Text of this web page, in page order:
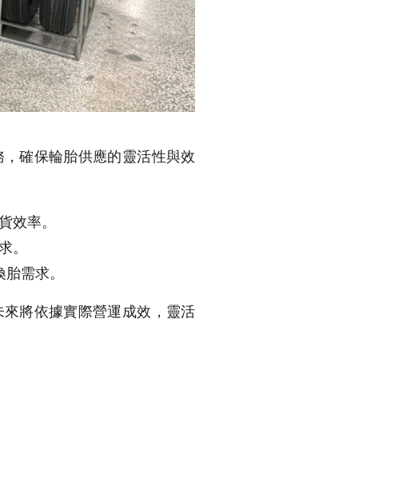
確保輪胎供應的靈活性與效
效率。
。
需求。
將依據實際營運成效，靈活